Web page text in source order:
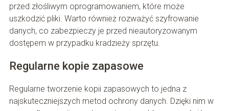
przed złośliwym oprogramowaniem, które może
uszkodzić pliki. Warto również rozważyć szyfrowanie
danych, co zabezpieczy je przed nieautoryzowanym
dostępem w przypadku kradzieży sprzętu.
Regularne kopie zapasowe
Regularne tworzenie kopii zapasowych to jedna z
najskuteczniejszych metod ochrony danych. Dzięki nim w